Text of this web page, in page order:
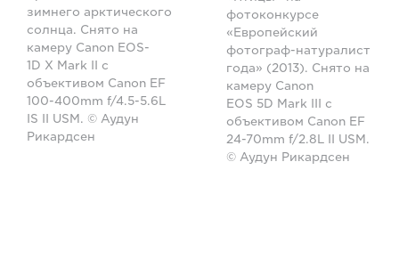
зимнего арктического
солнца. Снято на
камеру Canon EOS-
1D X Mark II с
объективом Canon EF
100-400mm f/4.5-5.6L
IS II USM. © Аудун
Рикардсен
фотоконкурсе
«Европейский
фотограф-натуралист
года» (2013). Снято на
камеру Canon
EOS 5D Mark III с
объективом Canon EF
24-70mm f/2.8L II USM.
© Аудун Рикардсен